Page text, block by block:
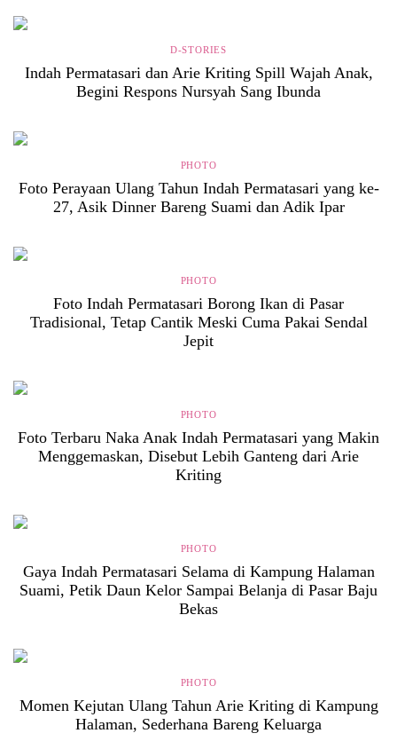
D-STORIES
Indah Permatasari dan Arie Kriting Spill Wajah Anak,
Begini Respons Nursyah Sang Ibunda
PHOTO
Foto Perayaan Ulang Tahun Indah Permatasari yang ke-
27, Asik Dinner Bareng Suami dan Adik Ipar
PHOTO
Foto Indah Permatasari Borong Ikan di Pasar
Tradisional, Tetap Cantik Meski Cuma Pakai Sendal
Jepit
PHOTO
Foto Terbaru Naka Anak Indah Permatasari yang Makin
Menggemaskan, Disebut Lebih Ganteng dari Arie
Kriting
PHOTO
Gaya Indah Permatasari Selama di Kampung Halaman
Suami, Petik Daun Kelor Sampai Belanja di Pasar Baju
Bekas
PHOTO
Momen Kejutan Ulang Tahun Arie Kriting di Kampung
Halaman, Sederhana Bareng Keluarga